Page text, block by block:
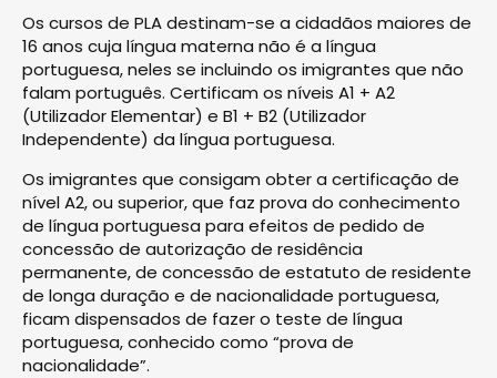
Os cursos de PLA destinam-se a cidadãos maiores de
16 anos cuja língua materna não é a língua
portuguesa, neles se incluindo os imigrantes que não
falam português. Certificam os níveis A1 + A2
(Utilizador Elementar) e B1 + B2 (Utilizador
Independente) da língua portuguesa.
Os imigrantes que consigam obter a certificação de
nível A2, ou superior, que faz prova do conhecimento
de língua portuguesa para efeitos de pedido de
concessão de autorização de residência
permanente, de concessão de estatuto de residente
de longa duração e de nacionalidade portuguesa,
ficam dispensados de fazer o teste de língua
portuguesa, conhecido como “prova de
nacionalidade”.